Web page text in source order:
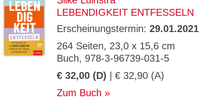
LEBENDIGKEIT ENTFESSELN
Erscheinungstermin: 29.01.2021
264 Seiten, 23,0 x 15,6 cm
Buch, 978-3-96739-031-5
€ 32,00 (D) | € 32,90 (A)
Zum Buch